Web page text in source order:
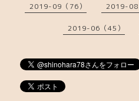
2019-09（76） 2019-08
2019-06（45）